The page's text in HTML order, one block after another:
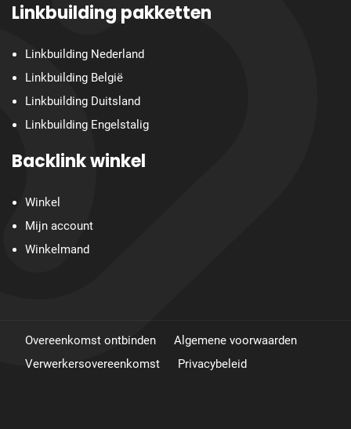
Linkbuilding pakketten
Linkbuilding Nederland
Linkbuilding België
Linkbuilding Duitsland
Linkbuilding Engelstalig
Backlink winkel
Winkel
Mijn account
Winkelmand
Overeenkomst ontbinden
Algemene voorwaarden
Verwerkersovereenkomst
Privacybeleid